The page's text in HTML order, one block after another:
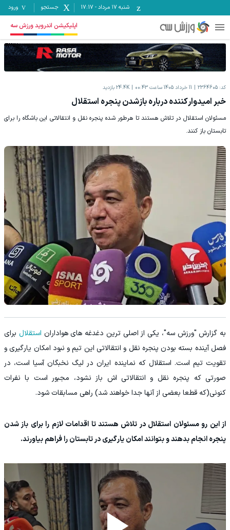
شنبه ۱۷ مرداد -
17:17 جستجو ورود
اپلیکیشن اندروید ورزش سه
کد: 2364605 11 خرداد 1405 ساعت 00:43 24.4K بازدید
خبر امیدوارکننده درباره بازشدن پنجره استقلال
مسئولان استقلال در تلاش هستند تا هرطور شده پنجره نقل و انتقالاتی این باشگاه را برای
تابستان باز کنند.
به گزارش "ورزش سه"، یکی از اصلی ترین دغدغه های هواداران استقلال برای
فصل آینده بسته بودن پنجره نقل و انتقالاتی این تیم و نبود امکان یارگیری و
تقویت تیم است. استقلال که نماینده ایران در لیگ نخبگان آسیا است، در
صورتی که پنجره نقل و انتقالاتی اش باز نشود، مجبور است با نفرات
کنونی(که قطعا بعضی از آنها جدا خواهند شد) راهی مسابقات شود.
از این رو مسئولان استقلال در تلاش هستند تا اقدامات لازم را برای باز شدن
پنجره انجام بدهند و بتوانند امکان یارگیری در تابستان را فراهم بیاورند.